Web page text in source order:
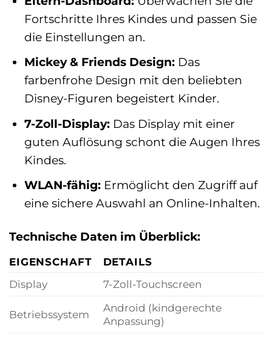
Fortschritte Ihres Kindes und passen Sie
die Einstellungen an.
Mickey & Friends Design:Das
farbenfrohe Design mit den beliebten
Disney-Figuren begeistert Kinder.
7-Zoll-Display:Das Display mit einer
guten Auflösung schont die Augen Ihres
Kindes.
WLAN-fähig:Ermöglicht den Zugriff auf
eine sichere Auswahl an Online-Inhalten.
Technische Daten im Überblick:
EIGENSCHAFT
DETAILS
Display
7-Zoll-Touchscreen
Betriebssystem
Android (kindgerechte
Anpassung)